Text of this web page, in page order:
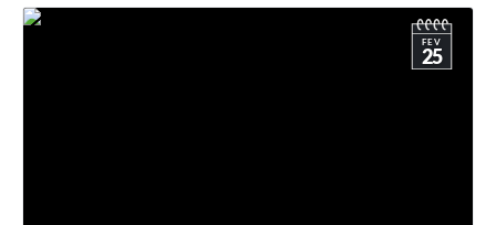
FEV
25